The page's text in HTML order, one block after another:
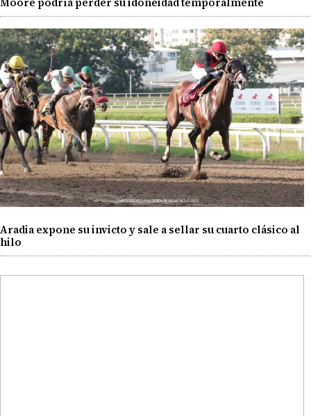
Aradia expone su invicto y sale a sellar su cuarto clásico al
hilo